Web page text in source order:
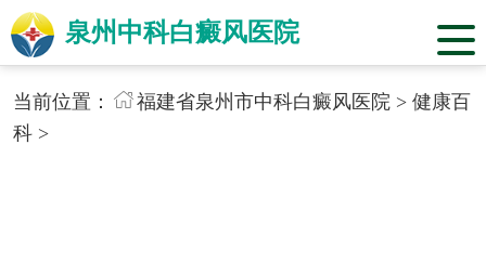
泉州中科白癜风医院
当前位置： 福建省泉州市中科白癜风医院> 健康百
科>